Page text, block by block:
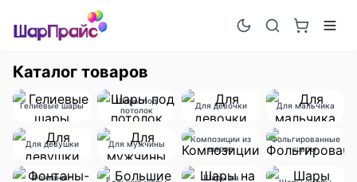
Каталог товаров
Гелиевые шары
Шары под
потолок
Для девочки Для мальчика
Для девушки Для мужчины
Композиции из
шаров
Фольгированные
шары
Фонтаны-
Шары на